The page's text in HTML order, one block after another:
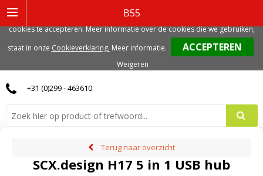
B55
0
+31 (0)299 - 463610
Terug naar overzicht
SCX.design H17 5 in 1 USB hub
gerelateerde cookies. Voor de beste gebruikerservaring, adviseren we deze
cookies te accepteren. Meer informatie over de cookies die we gebruiken,
staat in onze Cookieverklaring. Meer informatie.
Weigeren